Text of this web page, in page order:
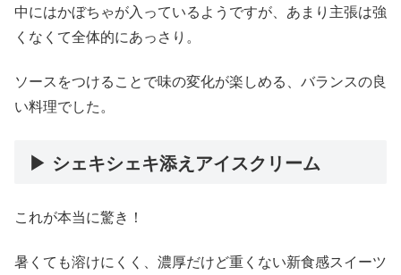
中にはかぼちゃが入っているようですが、あまり主張は強
くなくて全体的にあっさり。
ソースをつけることで味の変化が楽しめる、バランスの良
い料理でした。
▶︎ シェキシェキ添えアイスクリーム
これが本当に驚き！
暑くても溶けにくく、濃厚だけど重くない新食感スイーツ